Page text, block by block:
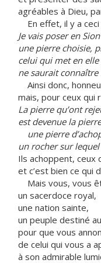
agréables à Dieu,
En effet, il y a ceci
Je vais poser en
une pierre choisie,
celui qui met en elle
ne saurait connaître
Ainsi donc,
mais, pour ceux qui
La pierre qu’ont
est devenue la
une pierre
un rocher sur
Ils achoppent, ceux
et c’est bien ce qui
Mais vous, vous
un sacerdoce royal,
une nation sainte,
un peuple destiné
pour que vous
de celui qui vous a
à son admirable